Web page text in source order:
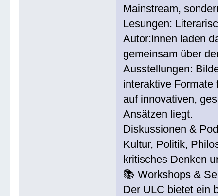
Mainstream,
Lesungen:
Autor:innen laden
gemeinsam über
Ausstellungen:
interaktive
auf innovativen,
Ansätzen liegt.
Diskussionen &
Kultur, Politik,
kritisches Denken
📚 Workshops &
Der ULC bietet ein